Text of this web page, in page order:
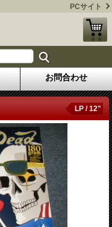
PCサイト
お問合わせ
LP / 12"